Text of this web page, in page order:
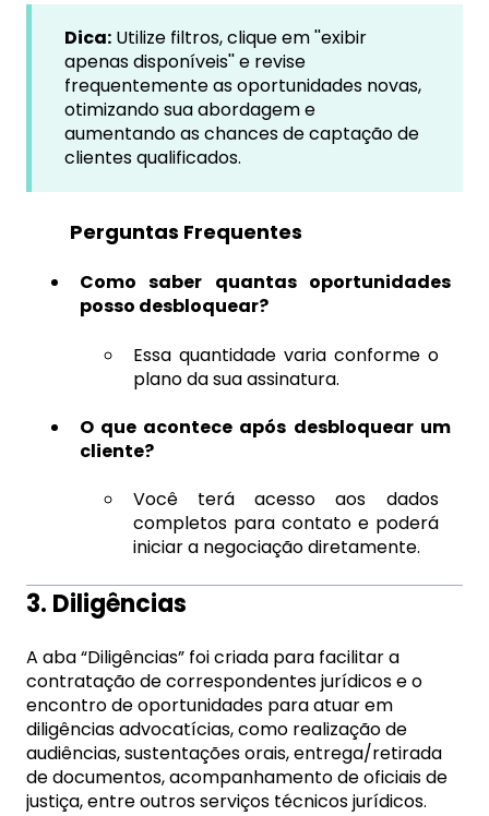
Dica: Utilize filtros, clique em ''exibir
apenas disponíveis'' e revise
frequentemente as oportunidades novas,
otimizando sua abordagem e
aumentando as chances de captação de
clientes qualificados.
Perguntas Frequentes
Como saber quantas oportunidades
posso desbloquear?
Essa quantidade varia conforme o
plano da sua assinatura.
O que acontece após desbloquear um
cliente?
Você terá acesso aos dados
completos para contato e poderá
iniciar a negociação diretamente.
3. Diligências
A aba “Diligências” foi criada para facilitar a
contratação de correspondentes jurídicos e o
encontro de oportunidades para atuar em
diligências advocatícias, como realização de
audiências, sustentações orais, entrega/retirada
de documentos, acompanhamento de oficiais de
justiça, entre outros serviços técnicos jurídicos.